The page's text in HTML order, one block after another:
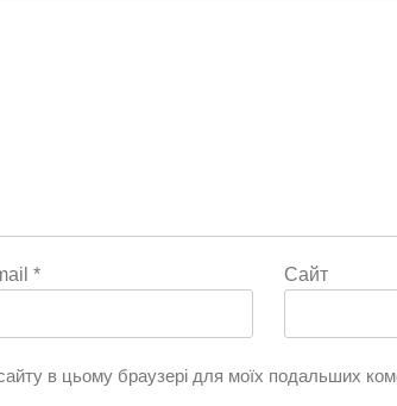
* Сайт
в цьому браузері для моїх подальших